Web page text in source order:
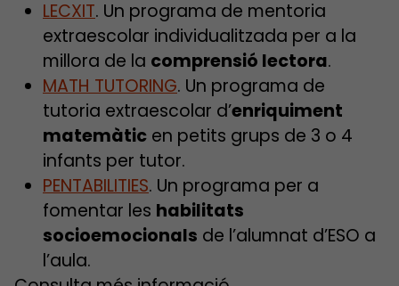
LECXIT. Un programa de mentoria
extraescolar individualitzada per a la
millora de la comprensió lectora.
MATH TUTORING. Un programa de
tutoria extraescolar d’enriquiment
matemàtic en petits grups de 3 o 4
infants per tutor.
PENTABILITIES. Un programa per a
fomentar les habilitats
socioemocionals de l’alumnat d’ESO a
l’aula.